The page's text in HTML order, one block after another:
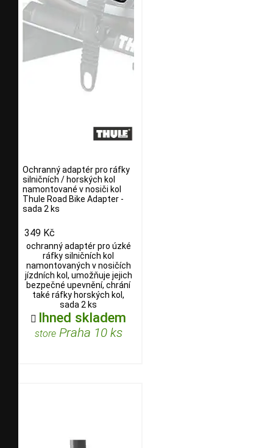
Ochranný adaptér pro ráfky
silničních / horských kol
namontované v nosiči kol
Thule Road Bike Adapter -
sada 2 ks
349 Kč
ochranný adaptér pro úzké
ráfky silničních kol
namontovaných v nosičích
jízdních kol, umožňuje jejich
bezpečné upevnění, chrání
také ráfky horských kol,
sada 2 ks
 Ihned skladem
storePraha 10 ks